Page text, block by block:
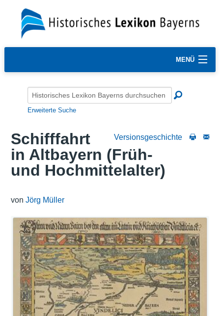
MENÜ
Erweiterte Suche
Versionsgeschichte
Schifffahrt
in Altbayern (Früh-
und Hochmittelalter)
von Jörg Müller